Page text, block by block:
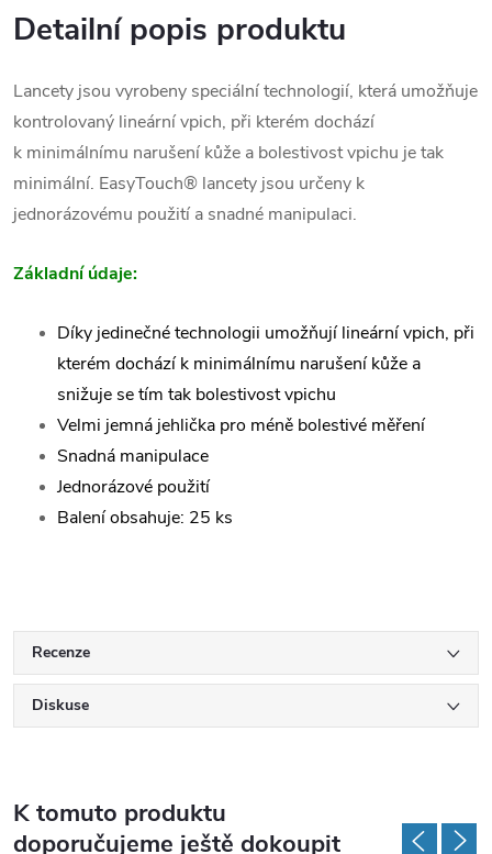
Detailní popis produktu
Lancety jsou vyrobeny speciální technologií, která umožňuje
kontrolovaný lineární vpich, při kterém dochází
k minimálnímu narušení kůže a bolestivost vpichu je tak
minimální. EasyTouch® lancety jsou určeny k
jednorázovému použití a snadné manipulaci.
Základní údaje:
Díky jedinečné technologii umožňují lineární vpich, při
kterém dochází k minimálnímu narušení kůže a
snižuje se tím tak bolestivost vpichu
Velmi jemná jehlička pro méně bolestivé měření
Snadná manipulace
Jednorázové použití
Balení obsahuje: 25 ks
Recenze
Diskuse
K tomuto produktu
doporučujeme ještě dokoupit